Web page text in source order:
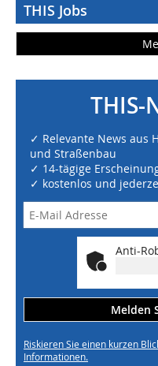
THIS Jobs
THIS-
✓ Relevante News aus
und Straßenbau
✓ 14-tägige
✓ kostenlos und
Anti-
Melden
Riskieren Sie einen kurzen
Informationen.